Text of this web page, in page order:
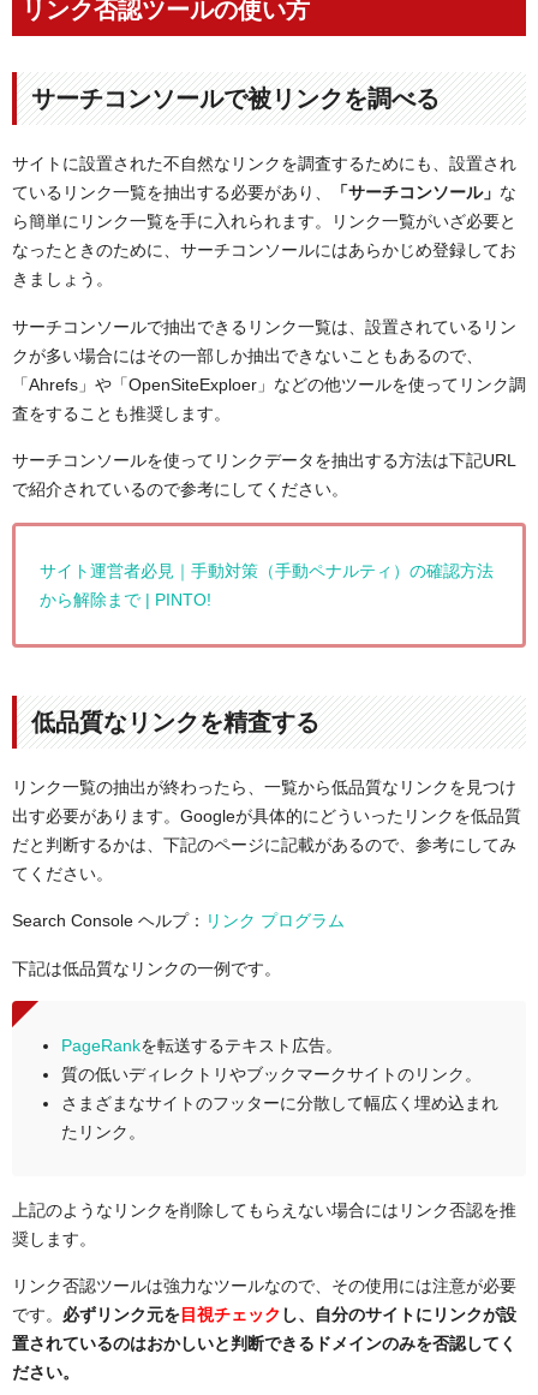
リンク否認ツールの使い方
サーチコンソールで被リンクを調べる
サイトに設置された不自然なリンクを調査するためにも、設置され
ているリンク一覧を抽出する必要があり、
「サーチコンソール」 な
ら簡単にリンク一覧を手に入れられます。リンク一覧がいざ必要と
なったときのために、サーチコンソールにはあらかじめ登録してお
きましょう。
サーチコンソールで抽出できるリンク一覧は、設置されているリン
クが多い場合にはその一部しか抽出できないこともあるので、
「Ahrefs」や「OpenSiteExploer」などの他ツールを使ってリンク調
査をすることも推奨します。
サーチコンソールを使ってリンクデータを抽出する方法は下記URL
で紹介されているので参考にしてください。
サイト運営者必見｜手動対策（手動ペナルティ）の確認方法
から解除まで | PINTO!
低品質なリンクを精査する
リンク一覧の抽出が終わったら、一覧から低品質なリンクを見つけ
出す必要があります。Googleが具体的にどういったリンクを低品質
だと判断するかは、下記のページに記載があるので、参考にしてみ
てください。
Search Console ヘルプ： リンク プログラム
下記は低品質なリンクの一例です。
PageRankを転送するテキスト広告。
質の低いディレクトリやブックマークサイトのリンク。
さまざまなサイトのフッターに分散して幅広く埋め込まれ
たリンク。
上記のようなリンクを削除してもらえない場合にはリンク否認を推
奨します。
リンク否認ツールは強力なツールなので、その使用には注意が必要
です。 必ずリンク元を目視チェック し、自分のサイトにリンクが設
置されているのはおかしいと判断できるドメインのみを否認してく
ださい。